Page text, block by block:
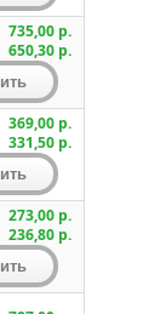
735,00 р.
650,30 р.
369,00 р.
331,50 р.
273,00 р.
236,80 р.